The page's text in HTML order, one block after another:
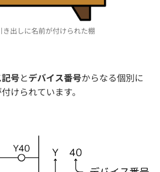
き出しに名前が付けられた棚
号とデバイス番号からなる個別に
けられています。